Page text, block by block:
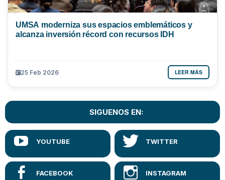
UMSA moderniza sus espacios emblemáticos y
alcanza inversión récord con recursos IDH
25 Feb 2026 LEER MÁS
SIGUENOS EN: